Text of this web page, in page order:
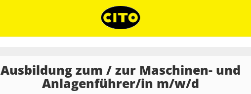
Ausbildung zum / zur Maschinen- und
Anlagenführer/in m/w/d